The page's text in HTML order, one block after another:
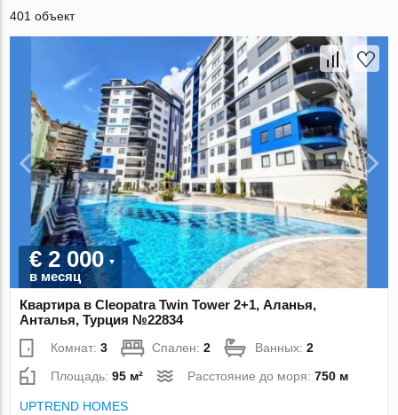
401 объект
€ 2 000
в месяц
Квартира в Cleopatra Twin Tower 2+1, Аланья,
Анталья, Турция №22834
Комнат:3 Спален:2 Ванных:2
Площадь:95 м² Расстояние до моря:750 м
UPTREND HOMES